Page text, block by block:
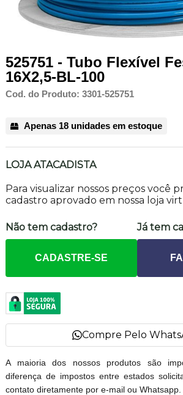
525751 - Tubo Flexível
16X2,5-BL-100
Cod. do Produto: 3301-525751
Apenas 18 unidades em estoque
LOJA ATACADISTA
Para visualizar nossos preços você
cadastro aprovado em nossa loja
Não tem cadastro?
CADASTRE-SE
Já tem
Compre Pelo
A maioria dos nossos produtos são
diferença de impostos entre estados
contato diretamente por e-mail ou Whatsapp.